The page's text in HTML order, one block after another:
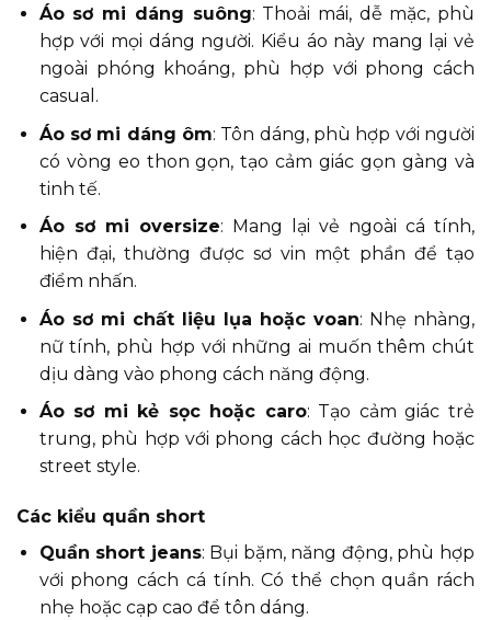
Áo sơ mi dáng suông: Thoải mái, dễ mặc, phù
hợp với mọi dáng người. Kiểu áo này mang lại vẻ
ngoài phóng khoáng, phù hợp với phong cách
casual.
Áo sơ mi dáng ôm: Tôn dáng, phù hợp với người
có vòng eo thon gọn, tạo cảm giác gọn gàng và
tinh tế.
Áo sơ mi oversize: Mang lại vẻ ngoài cá tính,
hiện đại, thường được sơ vin một phần để tạo
điểm nhấn.
Áo sơ mi chất liệu lụa hoặc voan: Nhẹ nhàng,
nữ tính, phù hợp với những ai muốn thêm chút
dịu dàng vào phong cách năng động.
Áo sơ mi kẻ sọc hoặc caro: Tạo cảm giác trẻ
trung, phù hợp với phong cách học đường hoặc
street style.
Các kiểu quần short
Quần short jeans: Bụi bặm, năng động, phù hợp
với phong cách cá tính. Có thể chọn quần rách
nhẹ hoặc cạp cao để tôn dáng.